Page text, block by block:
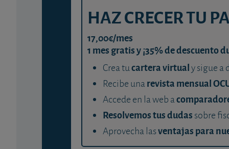
HAZ CRECER TU
17,00€/mes
1 mes gratis y ¡35% de descuento
Crea tucartera virtualy sigue a
Recibe unarevista mensual
Accede en la web a
Resolvemos tus dudas sobre
Aprovecha lasventajas para